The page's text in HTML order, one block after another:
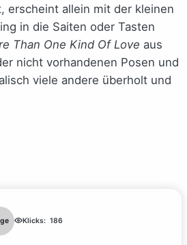
erscheint allein mit der kleinen
in die Saiten oder Tasten
Than One Kind Of Love aus
nicht vorhandenen Posen und
viele andere überholt und
Klicks: 186